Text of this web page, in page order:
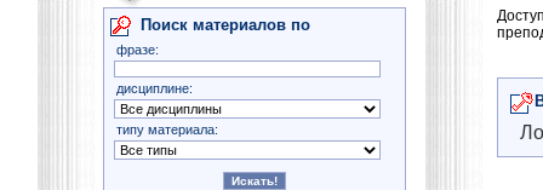
Поиск материалов по
фразе:
дисциплине:
типу материала: